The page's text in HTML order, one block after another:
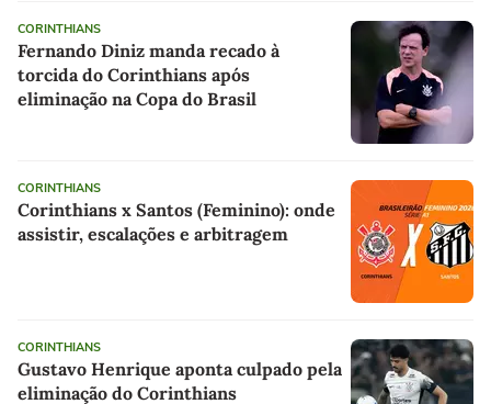
CORINTHIANS
Fernando Diniz manda recado à
torcida do Corinthians após
eliminação na Copa do Brasil
CORINTHIANS
Corinthians x Santos (Feminino): onde
assistir, escalações e arbitragem
CORINTHIANS
Gustavo Henrique aponta culpado pela
eliminação do Corinthians